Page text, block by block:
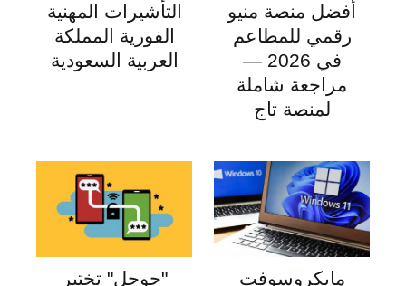
أفضل منصة منيو
رقمي للمطاعم
في 2026 —
مراجعة شاملة
لمنصة تاج
التأشيرات المهنية
الفورية المملكة
العربية السعودية
مايكروسوفت "جوجل" تختبر